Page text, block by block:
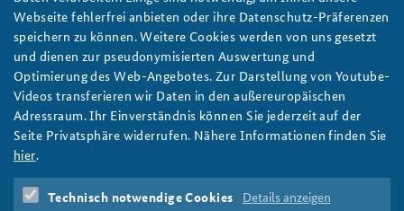
Beirat
Praktika an der BAKS
Anfahrt
Freundeskreis
Fachseminar Digitalisierung und Sicherheitspolitik
Fachseminar Desinformation und Sicherheitspolitik
Deutsches Forum Sicherheitspolitik
Arbeitskreis "Junge Sicherheitspolitiker"
Das Sicherheitspolitische Gespräch an der BAKS
Studierendenkonferenz Sicherheitspolitik gestalten
Pressespiegel und Gastbeiträge von BAKS-Angehörigen
Ansprechpartner für Presse- und andere Medienanfragen
Newsletter-Archiv
Foto: BAKS
Kernseminar 2020 für Nominierungen geöffnet
Das Kernseminar 2020 wird sich im Schwerpunkt mit Europas
Sicherheit beschäftigen. Die BAKS nimmt ab sofort
Nominierungen für Kandidatinnen und Kandidaten zur
Teilnahme entgegen.
weiter
Webseite fehlerfrei anbieten oder ihre Datenschutz-Präferenzen
speichern zu können. Weitere Cookies werden von uns gesetzt
und dienen zur pseudonymisierten Auswertung und
Optimierung des Web-Angebotes. Zur Darstellung von Youtube-
Videos transferieren wir Daten in den außereuropäischen
Adressraum. Ihr Einverständnis können Sie jederzeit auf der
Seite Privatsphäre widerrufen. Nähere Informationen finden Sie
hier.
Technisch notwendige Cookies Details anzeigen